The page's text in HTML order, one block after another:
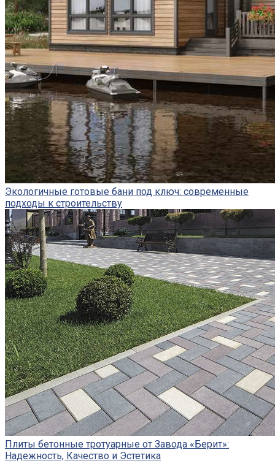
Экологичные готовые бани под ключ: современные
подходы к строительству
Плиты бетонные тротуарные от Завода «Берит»:
Надежность, Качество и Эстетика